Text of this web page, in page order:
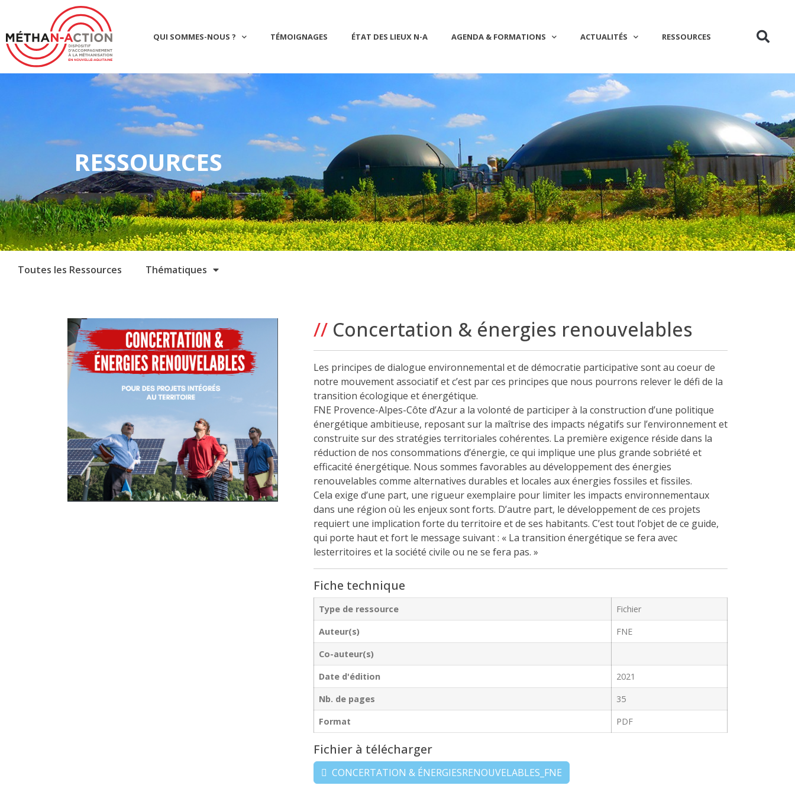
QUI SOMMES-NOUS ? TÉMOIGNAGES ÉTAT DES LIEUX N-A AGENDA & FORMATIONS ACTUALITÉS RESSOURCES
RESSOURCES
Toutes les Ressources Thématiques
// Concertation & énergies renouvelables
Les principes de dialogue environnemental et de démocratie participative sont au coeur de
notre mouvement associatif et c’est par ces principes que nous pourrons relever le défi de la
transition écologique et énergétique.
FNE Provence-Alpes-Côte d’Azur a la volonté de participer à la construction d’une politique
énergétique ambitieuse, reposant sur la maîtrise des impacts négatifs sur l’environnement et
construite sur des stratégies territoriales cohérentes. La première exigence réside dans la
réduction de nos consommations d’énergie, ce qui implique une plus grande sobriété et
efficacité énergétique. Nous sommes favorables au développement des énergies
renouvelables comme alternatives durables et locales aux énergies fossiles et fissiles.
Cela exige d’une part, une rigueur exemplaire pour limiter les impacts environnementaux
dans une région où les enjeux sont forts. D’autre part, le développement de ces projets
requiert une implication forte du territoire et de ses habitants. C’est tout l’objet de ce guide,
qui porte haut et fort le message suivant : « La transition énergétique se fera avec
lesterritoires et la société civile ou ne se fera pas. »
Fiche technique
Type de ressource
Fichier
Auteur(s)
FNE
Co-auteur(s)
Date d'édition
2021
Nb. de pages
35
Format
PDF
Fichier à télécharger
CONCERTATION & ÉNERGIESRENOUVELABLES_FNE